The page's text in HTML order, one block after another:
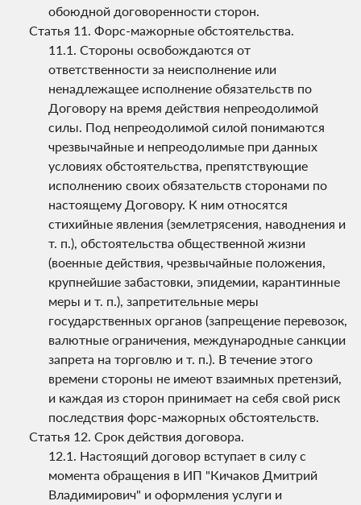
обоюдной договоренности сторон.
Форс-мажорные обстоятельства.
Стороны освобождаются от
ответственности за неисполнение или
ненадлежащее исполнение обязательств по
Договору на время действия непреодолимой
силы. Под непреодолимой силой понимаются
чрезвычайные и непреодолимые при данных
условиях обстоятельства, препятствующие
исполнению своих обязательств сторонами по
настоящему Договору. К ним относятся
стихийные явления (землетрясения, наводнения и
т. п.), обстоятельства общественной жизни
(военные действия, чрезвычайные положения,
крупнейшие забастовки, эпидемии, карантинные
меры и т. п.), запретительные меры
государственных органов (запрещение перевозок,
валютные ограничения, международные санкции
запрета на торговлю и т. п.). В течение этого
времени стороны не имеют взаимных претензий,
и каждая из сторон принимает на себя свой риск
последствия форс-мажорных обстоятельств.
Срок действия договора.
Настоящий договор вступает в силу с
момента обращения в ИП "Кичаков Дмитрий
Владимирович" и оформления услуги и